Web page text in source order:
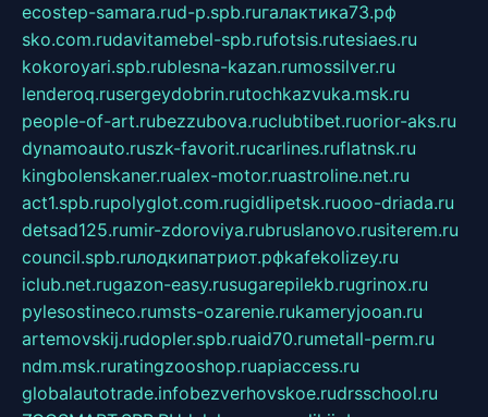
ecostep-samara.rud-p.spb.ruгалактика73.рф
sko.com.rudavitamebel-spb.rufotsis.rutesiaes.ru
kokoroyari.spb.rublesna-kazan.rumossilver.ru
lenderoq.rusergeydobrin.rutochkazvuka.msk.ru
people-of-art.rubezzubova.ruclubtibet.ruorior-aks.ru
dynamoauto.ruszk-favorit.rucarlines.ruflatnsk.ru
kingbolenskaner.rualex-motor.ruastroline.net.ru
act1.spb.rupolyglot.com.rugidlipetsk.ruooo-driada.ru
detsad125.rumir-zdoroviya.rubruslanovo.rusiterem.ru
council.spb.ruлодкипатриот.рфkafekolizey.ru
iclub.net.rugazon-easy.rusugarepilekb.rugrinox.ru
pylesostineco.rumsts-ozarenie.rukameryjooan.ru
artemovskij.rudopler.spb.ruaid70.rumetall-perm.ru
ndm.msk.ruratingzooshop.ruapiaccess.ru
globalautotrade.infobezverhovskoe.rudrsschool.ru